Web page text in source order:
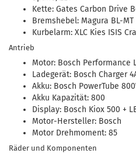
Kette: Gates Carbon Drive
Bremshebel: Magura BL-MT
Kurbelarm: XLC Kies ISIS
Antrieb
Motor: Bosch Performance
Ladegerät: Bosch Charger
Akku: Bosch PowerTube
Akku Kapazität: 800
Display: Bosch Kiox 500 +
Motor-Hersteller: Bosch
Motor Drehmoment: 85
Räder und Komponenten